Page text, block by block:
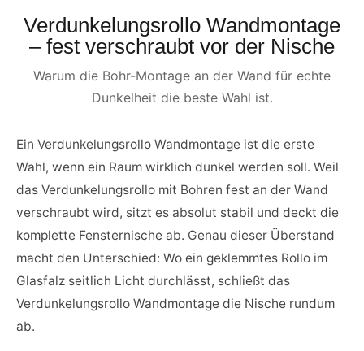
Verdunkelungsrollo Wandmontage
– fest verschraubt vor der Nische
Warum die Bohr-Montage an der Wand für echte
Dunkelheit die beste Wahl ist.
Ein Verdunkelungsrollo Wandmontage ist die erste
Wahl, wenn ein Raum wirklich dunkel werden soll. Weil
das Verdunkelungsrollo mit Bohren fest an der Wand
verschraubt wird, sitzt es absolut stabil und deckt die
komplette Fensternische ab. Genau dieser Überstand
macht den Unterschied: Wo ein geklemmtes Rollo im
Glasfalz seitlich Licht durchlässt, schließt das
Verdunkelungsrollo Wandmontage die Nische rundum
ab.